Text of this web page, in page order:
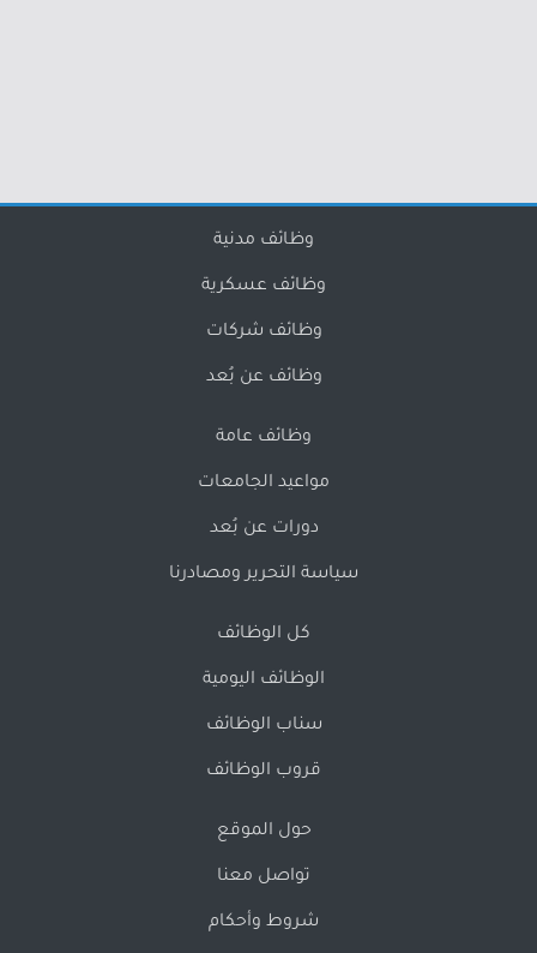
وظائف مدنية
وظائف عسكرية
وظائف شركات
وظائف عن بُعد
وظائف عامة
مواعيد الجامعات
دورات عن بُعد
سياسة التحرير ومصادرنا
كل الوظائف
الوظائف اليومية
سناب الوظائف
قروب الوظائف
حول الموقع
تواصل معنا
شروط وأحكام